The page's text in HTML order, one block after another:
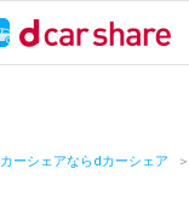
カーシェアならdカーシェア